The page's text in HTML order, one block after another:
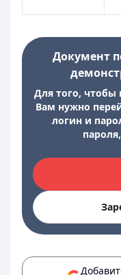
Документ
Для того, чтобы
Вам нужно
логин и